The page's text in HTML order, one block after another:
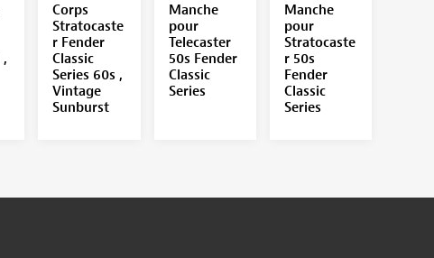
,
Corps
Stratocaste
r Fender
Classic
Series 60s ,
Vintage
Sunburst
Manche
pour
Telecaster
50s Fender
Classic
Series
Manche
pour
Stratocaste
r 50s
Fender
Classic
Series